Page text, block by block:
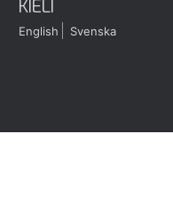
KIELI
English Svenska